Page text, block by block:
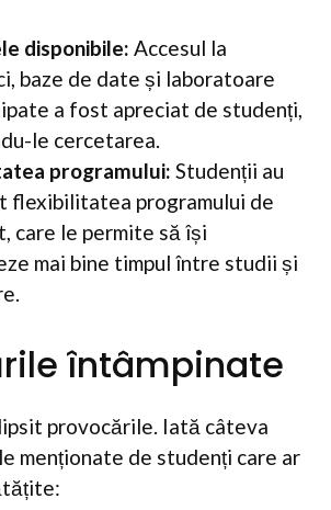
disponibile: Accesul la
baze de date și laboratoare
a fost apreciat de studenți,
le cercetarea.
programului: Studenții au
flexibilitatea programului de
care le permite să își
mai bine timpul între studii și
întâmpinate
provocările. Iată câteva
menționate de studenți care ar